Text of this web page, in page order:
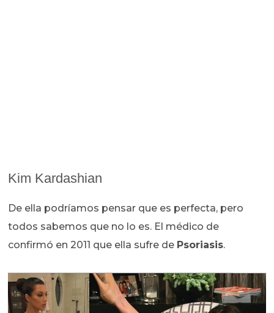
Kim Kardashian
De ella podríamos pensar que es perfecta, pero
todos sabemos que no lo es. El médico de
confirmó en 2011 que ella sufre de Psoriasis.